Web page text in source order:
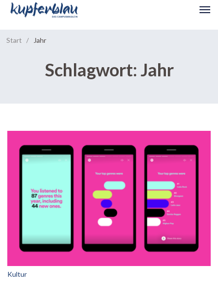
Start / Jahr
Schlagwort: Jahr
Kultur